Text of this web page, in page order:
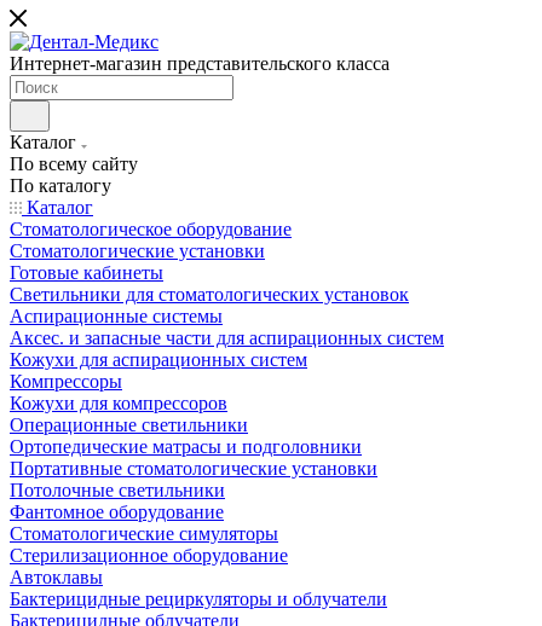
Интернет-магазин представительского класса
Каталог
По всему сайту
По каталогу
Каталог
Стоматологическое оборудование
Стоматологические установки
Готовые кабинеты
Светильники для стоматологических установок
Аспирационные системы
Аксес. и запасные части для аспирационных систем
Кожухи для аспирационных систем
Компрессоры
Кожухи для компрессоров
Операционные светильники
Ортопедические матрасы и подголовники
Портативные стоматологические установки
Потолочные светильники
Фантомное оборудование
Стоматологические симуляторы
Стерилизационное оборудование
Автоклавы
Бактерицидные рециркуляторы и облучатели
Бактерицидные облучатели